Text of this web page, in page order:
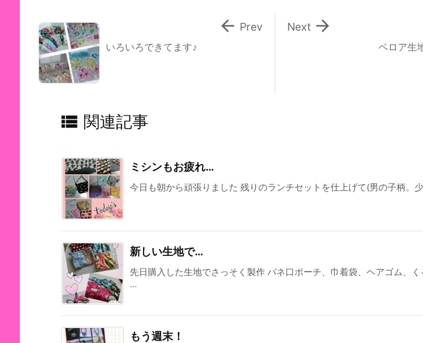
ベロア生

Next
いろいろできてます♪
 Prev
 関連記事
ミシンもお疲れ…
今日も朝から頑張りました 残りのランチセットを仕上げて(男の子柄。
新しい生地で…
先日購入した生地でさっそく製作 バネ口ポーチ、巾着袋、ヘアゴム、く
...
もう週末！